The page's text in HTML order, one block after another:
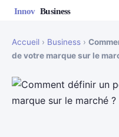
Accueil › Business ›
de votre marque sur le